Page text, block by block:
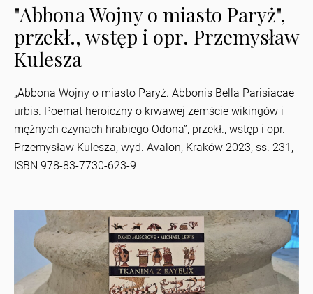
"Abbona Wojny o miasto Paryż",
przekł., wstęp i opr. Przemysław
Kulesza
„Abbona Wojny o miasto Paryż. Abbonis Bella Parisiacae
urbis. Poemat heroiczny o krwawej zemście wikingów i
mężnych czynach hrabiego Odona”, przekł., wstęp i opr.
Przemysław Kulesza, wyd. Avalon, Kraków 2023, ss. 231,
ISBN 978-83-7730-623-9